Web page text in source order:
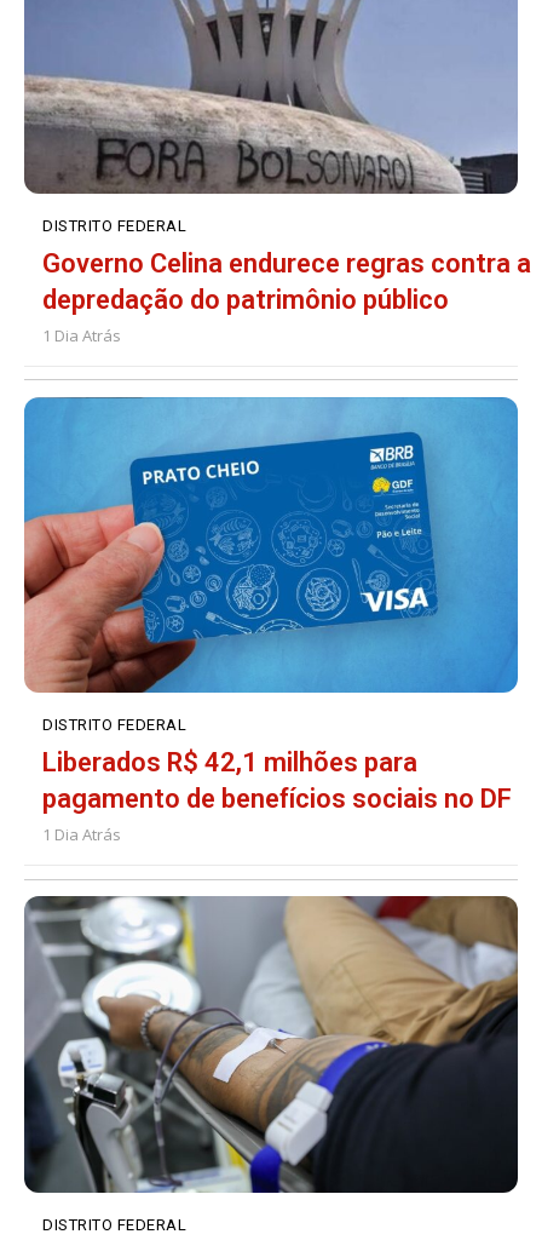
DISTRITO FEDERAL
Governo Celina endurece regras contra a
depredação do patrimônio público
1 Dia Atrás
DISTRITO FEDERAL
Liberados R$ 42,1 milhões para
pagamento de benefícios sociais no DF
1 Dia Atrás
DISTRITO FEDERAL